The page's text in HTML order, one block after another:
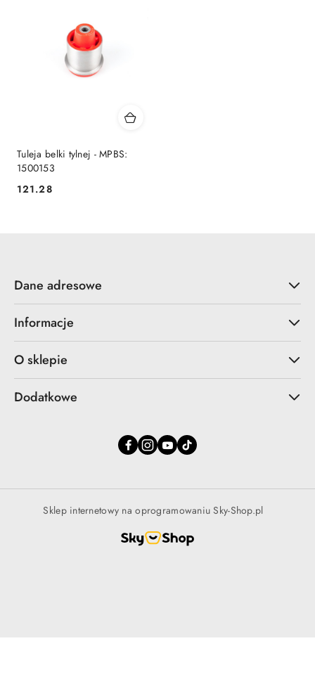
Tuleja belki tylnej - MPBS:
1500153
Cena:
121.28
Dane adresowe
Informacje
O sklepie
Dodatkowe
Sklep internetowy na oprogramowaniu Sky-Shop.pl